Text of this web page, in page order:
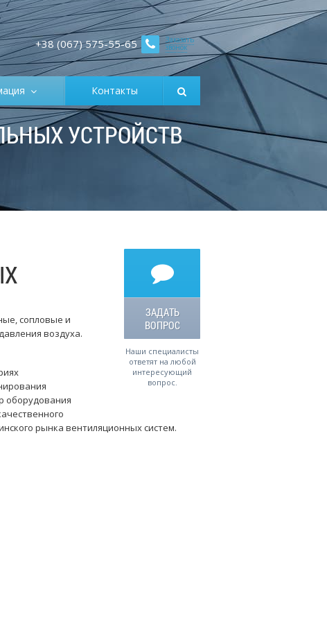
Заказать
звонок
+38 (067) 575-55-65
Контакты
УСТРОЙСТВ
ЗАДАТЬ
ВОПРОС
Наши специалисты
ответят на любой
интересующий
вопрос.
сопловые и
воздуха.
оборудования
рынка вентиляционных систем.